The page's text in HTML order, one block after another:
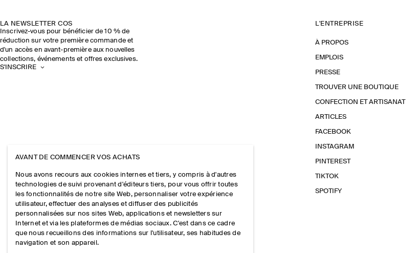
LA NEWSLETTER COS
Inscrivez-vous pour bénéficier de 10 % de
réduction sur votre première commande et
d'un accès en avant-première aux nouvelles
collections, événements et offres exclusives.
S'INSCRIRE
L'ENTREPRISE
À PROPOS
EMPLOIS
PRESSE
TROUVER UNE BOUTIQUE
CONFECTION ET ARTISANAT
ARTICLES
FACEBOOK
INSTAGRAM
PINTEREST
TIKTOK
SPOTIFY
AVANT DE COMMENCER VOS ACHATS
Nous avons recours aux cookies internes et tiers, y compris à d'autres
technologies de suivi provenant d'éditeurs tiers, pour vous offrir toutes
les fonctionnalités de notre site Web, personnaliser votre expérience
utilisateur, effectuer des analyses et diffuser des publicités
personnalisées sur nos sites Web, applications et newsletters sur
Internet et via les plateformes de médias sociaux. C'est dans ce cadre
que nous recueillons des informations sur l'utilisateur, ses habitudes de
navigation et son appareil.